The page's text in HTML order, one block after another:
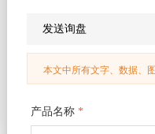
本文中所有文字、数据、
发送询盘
产品名称 *